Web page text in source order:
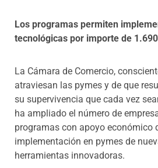
Los programas permiten
tecnológicas por importe de
La Cámara de Comercio,
atraviesan las pymes y de que
su supervivencia que cada vez
ha ampliado el número de
programas con apoyo económico
implementación en pymes de
herramientas innovadoras.